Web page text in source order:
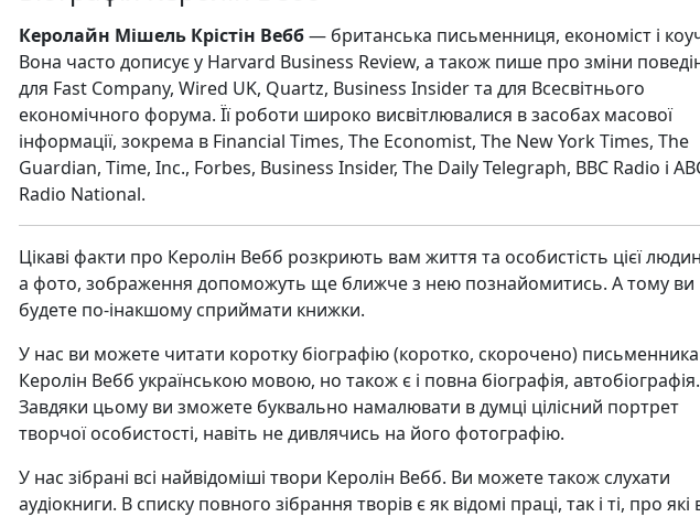
Керолайн Мішель Крістін Вебб— британська письменниця, економіст і
Вона часто дописує у Harvard Business Review, а також пише про зміни
для Fast Company, Wired UK, Quartz, Business Insider та для Всесвітнього
економічного форума. Її роботи широко висвітлювалися в засобах масової
інформації, зокрема в Financial Times, The Economist, The New York Times, The
Guardian, Time, Inc., Forbes, Business Insider, The Daily Telegraph, BBC Radio і
Radio National.
Цікаві факти про Керолін Вебб розкриють вам життя та особистість цієї
а фото, зображення допоможуть ще ближче з нею познайомитись. А тому ви
будете по-інакшому сприймати книжки.
У нас ви можете читати коротку біографію (коротко, скорочено) письменника
Керолін Вебб українською мовою, но також є і повна біографія, автобіографія.
Завдяки цьому ви зможете буквально намалювати в думці цілісний портрет
творчої особистості, навіть не дивлячись на його фотографію.
У нас зібрані всі найвідоміші твори Керолін Вебб. Ви можете також слухати
аудіокниги. В списку повного зібрання творів є як відомі праці, так і ті, про які